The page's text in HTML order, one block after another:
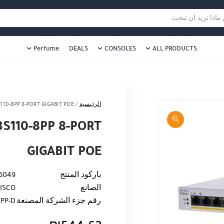
هل نزلت التطبيق ليصلك كل جديد ؟تريد ان تبحث
ALL PRODUCTS
CONSOLES
DEALS
Perfume
الرئيسية /
8PP 8-PORT GIGABIT POE
8PP 8-PORT
GIGABIT POE
باركود المنتج
الصانع
رقم جزء الشركة المصنعةD